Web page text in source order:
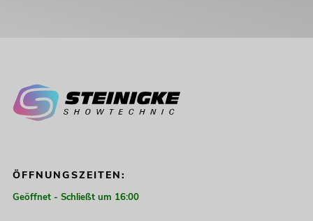
ÖFFNUNGSZEITEN:
Geöffnet - Schließt um 16:00